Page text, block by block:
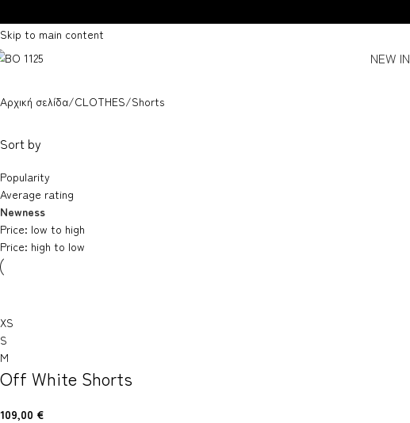
Skip to main content
NEW IN
Αρχική σελίδα CLOTHES Shorts
Sort by
Popularity
Average rating
Newness
Price: low to high
Price: high to low
XS
S
M
Off White Shorts
109,00 €